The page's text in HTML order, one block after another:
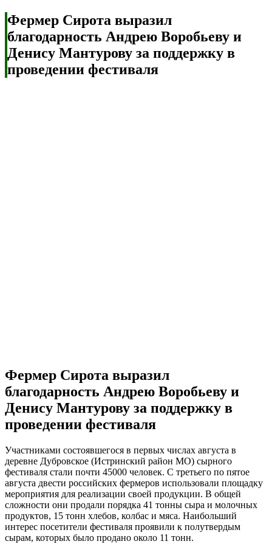
Фермер Сирота выразил
благодарность Андрею Воробьеву и
Денису Мантурову за поддержку в
проведении фестиваля
Фермер Сирота выразил
благодарность Андрею Воробьеву и
Денису Мантурову за поддержку в
проведении фестиваля
Участниками состоявшегося в первых числах августа в
деревне Дубровское (Истринский район МО) сырного
фестиваля стали почти 45000 человек. С третьего по пятое
августа двести российских фермеров использовали площадку
мероприятия для реализации своей продукции. В общей
сложности они продали порядка 41 тонны сыра и молочных
продуктов, 15 тонн хлебов, колбас и мяса. Наибольший
интерес посетители фестиваля проявили к полутвердым
сырам, которых было продано около 11 тонн.